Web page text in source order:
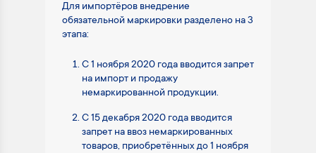
Для импортёров внедрение
обязательной маркировки разделено на 3
этапа:
С 1 ноября 2020 года вводится запрет
на импорт и продажу
немаркированной продукции.
С 15 декабря 2020 года вводится
запрет на ввоз немаркированных
товаров, приобретённых до 1 ноября